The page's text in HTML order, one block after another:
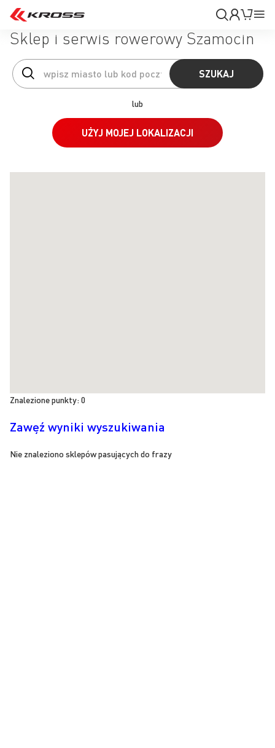
Mój
Moje
konto
Sklep i serwis rowerowy Szamocin
SZUKAJ
lub
UŻYJ MOJEJ LOKALIZACJI
Znalezione punkty:0
Zawęź wyniki wyszukiwania
Nie znaleziono sklepów pasujących do frazy